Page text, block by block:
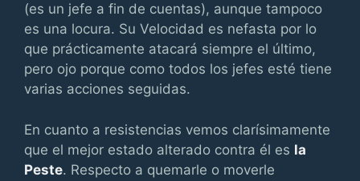
(es un jefe a fin de cuentas), aunque tampoco
es una locura. Su Velocidad es nefasta por lo
que prácticamente atacará siempre el último,
pero ojo porque como todos los jefes esté tiene
varias acciones seguidas.
En cuanto a resistencias vemos clarísimamente
que el mejor estado alterado contra él es la
Peste. Respecto a quemarle o moverle